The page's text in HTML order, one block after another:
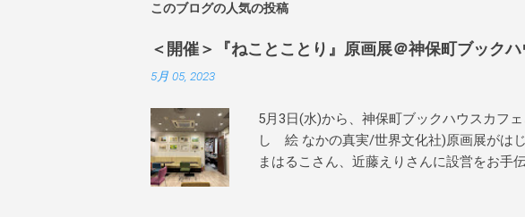
このブログの人気の投稿
＜開催＞『ねことことり』原画展＠神保町ブック
5月 05, 2023
5月3日(水)から、神保町ブックハウスカフ
し 絵 なかの真実/世界文化社)原画展がは
まはるこさん、近藤えりさんに設営をお手
当日はサインを60か70冊くらい？描かせ